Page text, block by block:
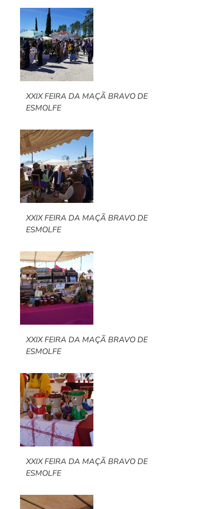
XXIX FEIRA DA MAÇÃ BRAVO DE
ESMOLFE
XXIX FEIRA DA MAÇÃ BRAVO DE
ESMOLFE
XXIX FEIRA DA MAÇÃ BRAVO DE
ESMOLFE
XXIX FEIRA DA MAÇÃ BRAVO DE
ESMOLFE